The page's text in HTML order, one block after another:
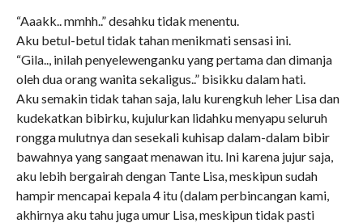
“Aaakk.. mmhh..” desahku tidak menentu.
Aku betul-betul tidak tahan menikmati sensasi ini.
“Gila.., inilah penyelewenganku yang pertama dan dimanja
oleh dua orang wanita sekaligus..” bisikku dalam hati.
Aku semakin tidak tahan saja, lalu kurengkuh leher Lisa dan
kudekatkan bibirku, kujulurkan lidahku menyapu seluruh
rongga mulutnya dan sesekali kuhisap dalam-dalam bibir
bawahnya yang sangaat menawan itu. Ini karena jujur saja,
aku lebih bergairah dengan Tante Lisa, meskipun sudah
hampir mencapai kepala 4 itu (dalam perbincangan kami,
akhirnya aku tahu juga umur Lisa, meskipun tidak pasti